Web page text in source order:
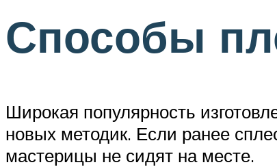
Способы
Широкая популярность
новых методик. Если ранее
мастерицы не сидят на месте.